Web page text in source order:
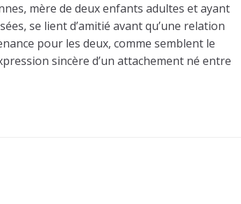
mère de deux enfants adultes et ayant
se lient d’amitié avant qu’une relation
pour les deux, comme semblent le
sincère d’un attachement né entre